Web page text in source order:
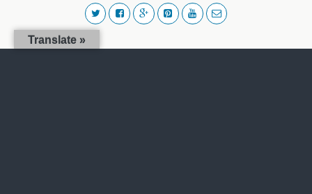
Translate »